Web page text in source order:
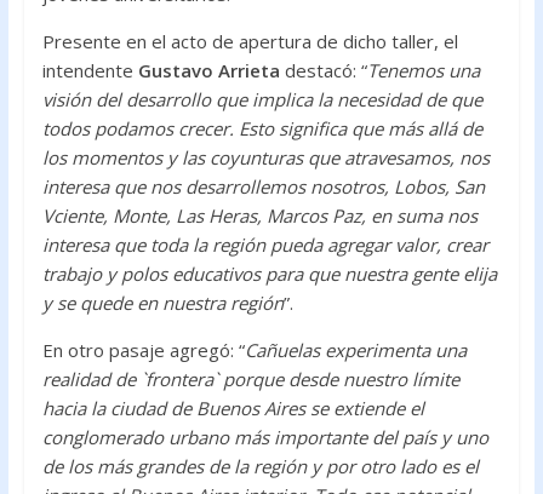
Presente en el acto de apertura de dicho taller, el
intendente Gustavo Arrieta destacó: “Tenemos una
visión del desarrollo que implica la necesidad de que
todos podamos crecer. Esto significa que más allá de
los momentos y las coyunturas que atravesamos, nos
interesa que nos desarrollemos nosotros, Lobos, San
Vciente, Monte, Las Heras, Marcos Paz, en suma nos
interesa que toda la región pueda agregar valor, crear
trabajo y polos educativos para que nuestra gente elija
y se quede en nuestra región”.
En otro pasaje agregó: “Cañuelas experimenta una
realidad de `frontera` porque desde nuestro límite
hacia la ciudad de Buenos Aires se extiende el
conglomerado urbano más importante del país y uno
de los más grandes de la región y por otro lado es el